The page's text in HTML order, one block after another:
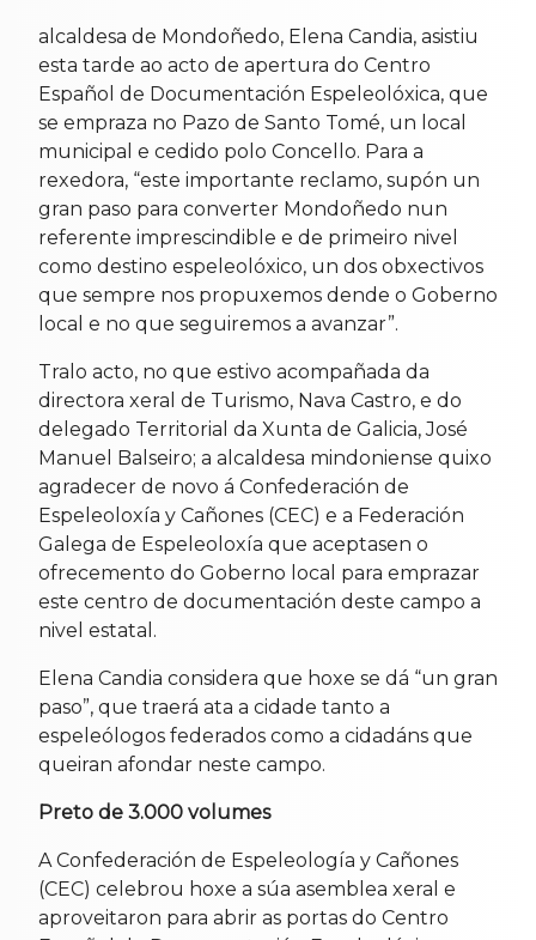
alcaldesa de Mondoñedo, Elena Candia, asistiu
esta tarde ao acto de apertura do Centro
Español de Documentación Espeleolóxica, que
se empraza no Pazo de Santo Tomé, un local
municipal e cedido polo Concello. Para a
rexedora, “este importante reclamo, supón un
gran paso para converter Mondoñedo nun
referente imprescindible e de primeiro nivel
como destino espeleolóxico, un dos obxectivos
que sempre nos propuxemos dende o Goberno
local e no que seguiremos a avanzar”.
Tralo acto, no que estivo acompañada da
directora xeral de Turismo, Nava Castro, e do
delegado Territorial da Xunta de Galicia, José
Manuel Balseiro; a alcaldesa mindoniense quixo
agradecer de novo á Confederación de
Espeleoloxía y Cañones (CEC) e a Federación
Galega de Espeleoloxía que aceptasen o
ofrecemento do Goberno local para emprazar
este centro de documentación deste campo a
nivel estatal.
Elena Candia considera que hoxe se dá “un gran
paso”, que traerá ata a cidade tanto a
espeleólogos federados como a cidadáns que
queiran afondar neste campo.
Preto de 3.000 volumes
A Confederación de Espeleología y Cañones
(CEC) celebrou hoxe a súa asemblea xeral e
aproveitaron para abrir as portas do Centro